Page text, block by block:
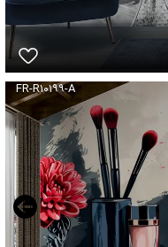
FR-R۱۰۱۹۹-A